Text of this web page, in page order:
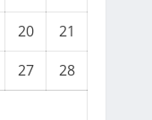
20
21
27
28